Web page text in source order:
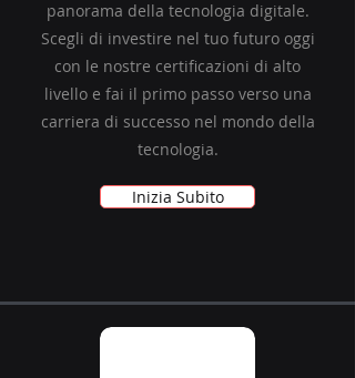
panorama della tecnologia digitale.
Scegli di investire nel tuo futuro oggi
con le nostre certificazioni di alto
livello e fai il primo passo verso una
carriera di successo nel mondo della
tecnologia.
Inizia Subito